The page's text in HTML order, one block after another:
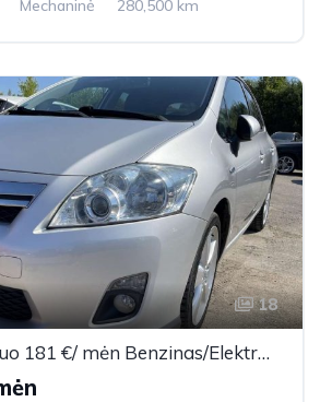
Mechaninė
280,500 km
18
Toyota Auris nuo 181 €/ mėn Benzinas/Elektra 2011m. Hečbekas Automatinė